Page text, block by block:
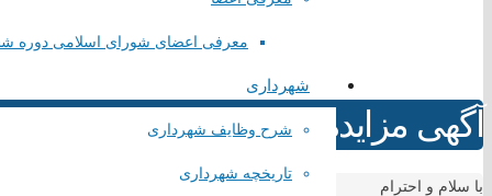
معرفی اعضای شورای اسلامی دوره
شهرداری
شرح وظایف شهرداری
تاریخچه شهرداری
آگهی مزایده 2
با سلام و احترام
همیاری شهرداری های تهران
لینک های گروهی